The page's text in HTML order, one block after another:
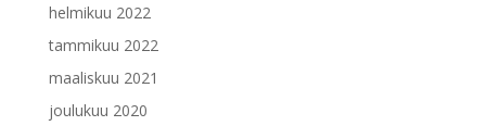
helmikuu 2022
tammikuu 2022
maaliskuu 2021
joulukuu 2020